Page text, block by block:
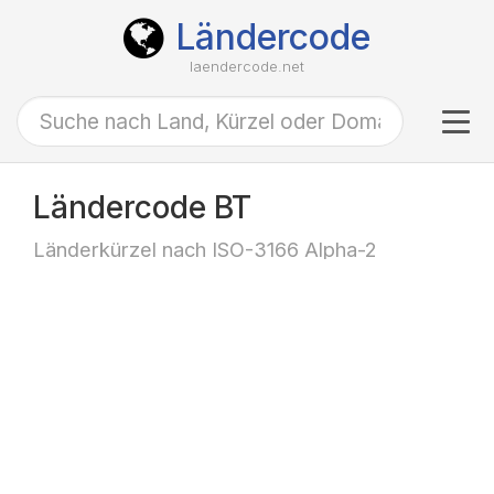
Ländercode
laendercode.net
Ländercode BT
Länderkürzel nach ISO-3166 Alpha-2